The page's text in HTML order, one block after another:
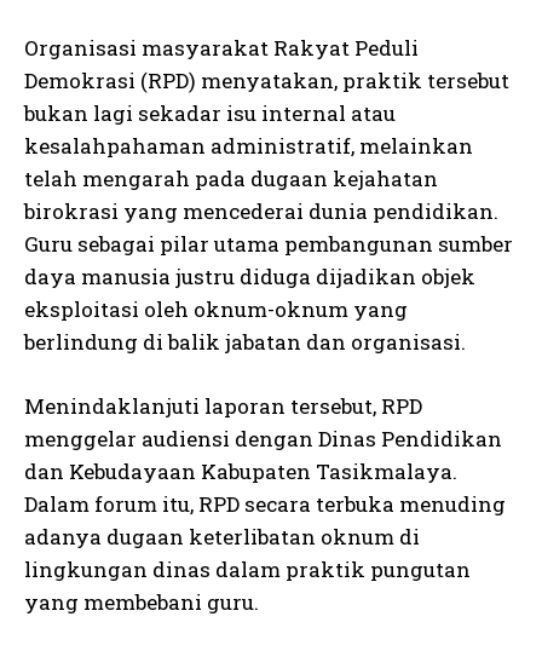
Organisasi masyarakat Rakyat Peduli
Demokrasi (RPD) menyatakan, praktik tersebut
bukan lagi sekadar isu internal atau
kesalahpahaman administratif, melainkan
telah mengarah pada dugaan kejahatan
birokrasi yang mencederai dunia pendidikan.
Guru sebagai pilar utama pembangunan sumber
daya manusia justru diduga dijadikan objek
eksploitasi oleh oknum-oknum yang
berlindung di balik jabatan dan organisasi.
Menindaklanjuti laporan tersebut, RPD
menggelar audiensi dengan Dinas Pendidikan
dan Kebudayaan Kabupaten Tasikmalaya.
Dalam forum itu, RPD secara terbuka menuding
adanya dugaan keterlibatan oknum di
lingkungan dinas dalam praktik pungutan
yang membebani guru.